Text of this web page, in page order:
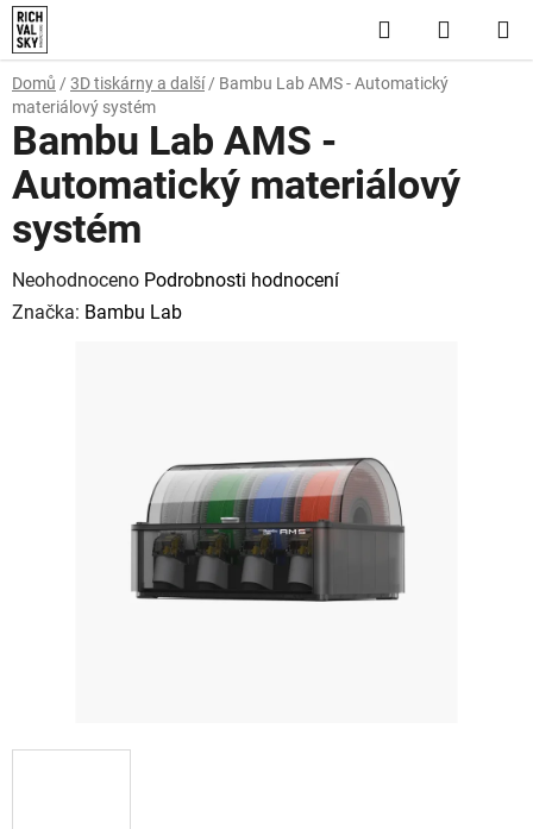
Přejít
na
obsah
Hledat
KOŠÍK
Domů / 3D tiskárny a další / Bambu Lab AMS - Automatický
materiálový systém
Bambu Lab AMS -
Automatický materiálový
systém
Průměrné
hodnocení
Neohodnoceno Podrobnosti hodnocení
Značka: Bambu Lab